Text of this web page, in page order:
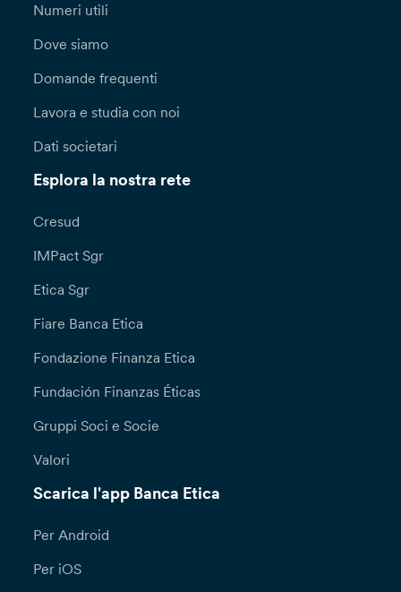
Numeri utili
Dove siamo
Domande frequenti
Lavora e studia con noi
Dati societari
Esplora la nostra rete
Cresud
IMPact Sgr
Etica Sgr
Fiare Banca Etica
Fondazione Finanza Etica
Fundación Finanzas Éticas
Gruppi Soci e Socie
Valori
Scarica l'app Banca Etica
Per Android
Per iOS